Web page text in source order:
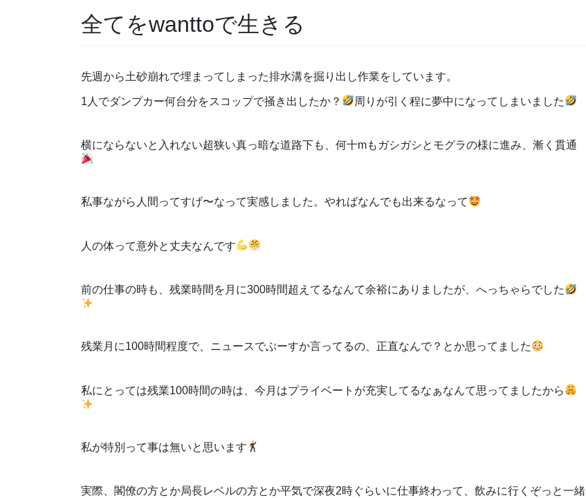
全てをwanttoで生きる
先週から土砂崩れで埋まってしまった排水溝を掘り出し作業をしています。
1人でダンプカー何台分をスコップで掻き出したか？ 周りが引く程に夢中になってしまいました
横にならないと入れない超狭い真っ暗な道路下も、何十mもガシガシとモグラの様に進み、漸く貫通
私事ながら人間ってすげ〜なって実感しました。やればなんでも出来るなって
人の体って意外と丈夫なんです
前の仕事の時も、残業時間を月に300時間超えてるなんて余裕にありましたが、へっちゃらでした
残業月に100時間程度で、ニュースでぶーすか言ってるの、正直なんで？とか思ってました
私にとっては残業100時間の時は、今月はプライベートが充実してるなぁなんて思ってましたから
私が特別って事は無いと思います
実際、閣僚の方とか局長レベルの方とか平気で深夜2時ぐらいに仕事終わって、飲みに行くぞっと一緒